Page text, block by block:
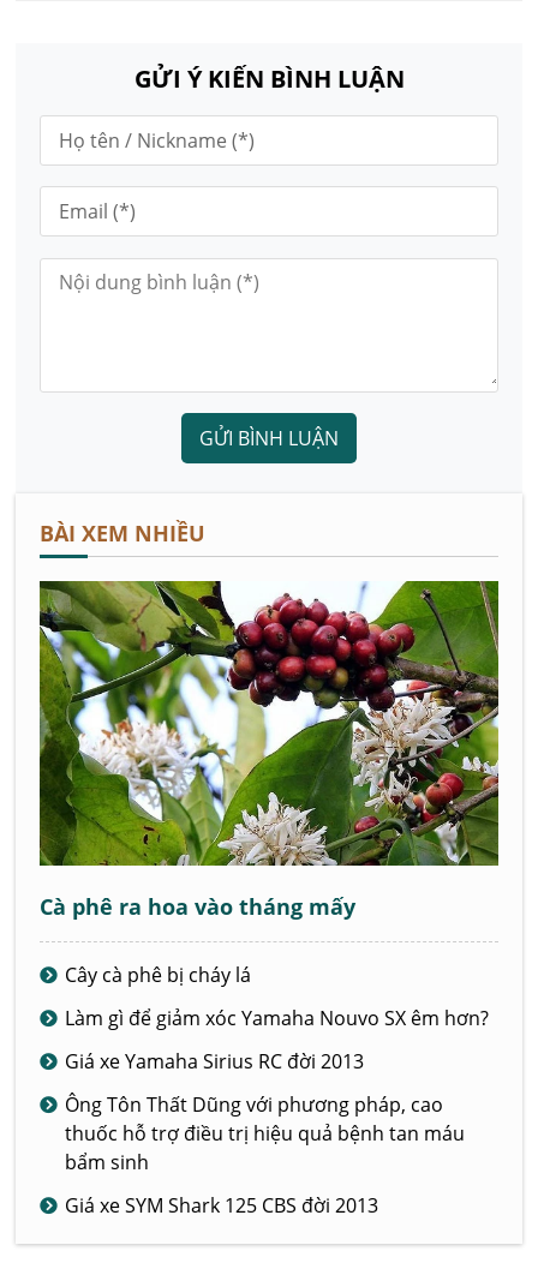
GỬI Ý KIẾN BÌNH LUẬN
GỬI BÌNH LUẬN
BÀI XEM NHIỀU
Cà phê ra hoa vào tháng mấy
Cây cà phê bị cháy lá
Làm gì để giảm xóc Yamaha Nouvo SX êm hơn?
Giá xe Yamaha Sirius RC đời 2013
Ông Tôn Thất Dũng với phương pháp, cao
thuốc hỗ trợ điều trị hiệu quả bệnh tan máu
bẩm sinh
Giá xe SYM Shark 125 CBS đời 2013